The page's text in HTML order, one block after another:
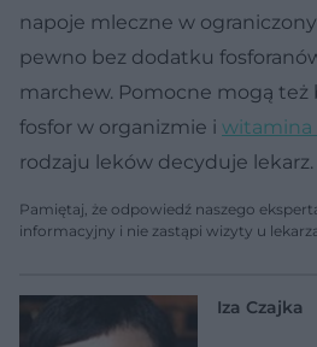
napoje mleczne w
pewno bez dodatku
marchew. Pomocne mogą też
fosfor w organizmie i witamina
rodzaju leków decyduje lekarz.
Pamiętaj, że odpowiedź naszego
informacyjny i nie zastąpi wizyty u
Iza Czajka